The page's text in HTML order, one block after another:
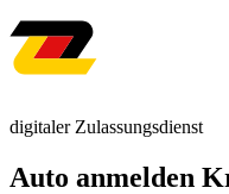
digitaler Zulassungsdienst
Auto anmelden